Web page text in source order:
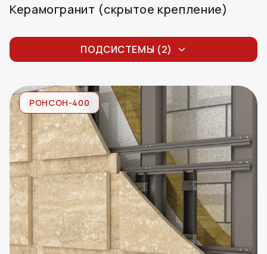
Керамогранит (скрытое крепление)
ПОДСИСТЕМЫ (2)
РОНСОН-400